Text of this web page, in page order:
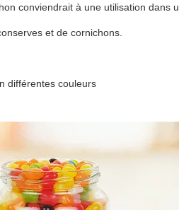
conviendrait à une utilisation
et de cornichons.
différentes couleurs